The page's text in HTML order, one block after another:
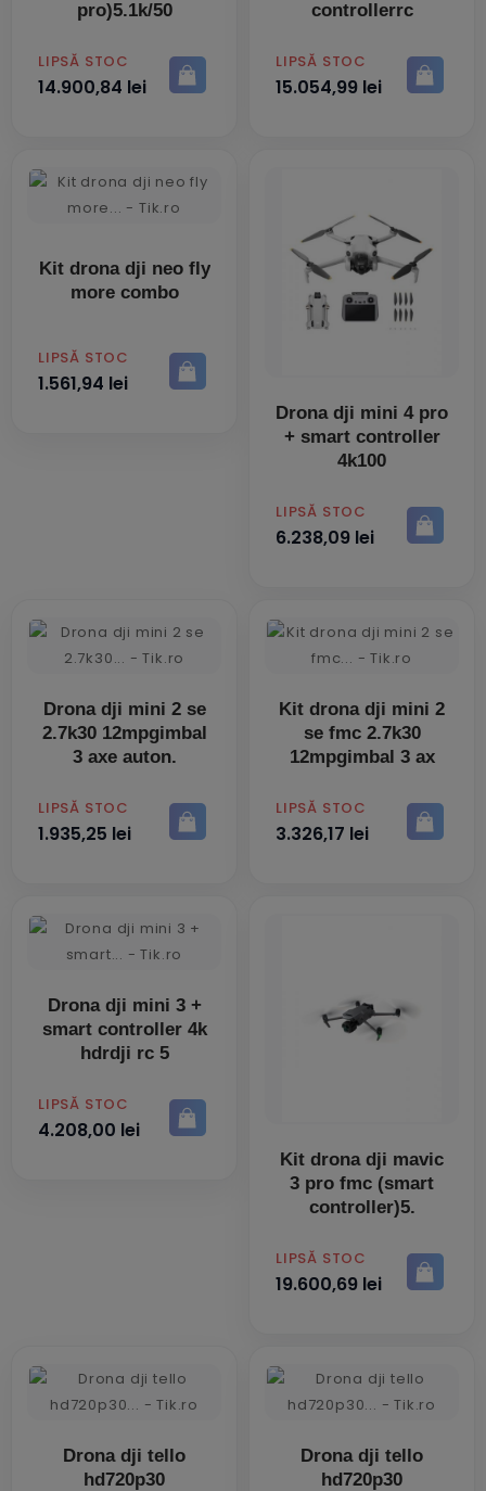
pro)5.1k/50
PRET
LIPSĂ STOC
14.900,84 lei
controllerrc
PRET
LIPSĂ STOC
15.054,99 lei
Kit drona dji neo fly
more combo
PRET
LIPSĂ STOC
1.561,94 lei
Drona dji mini 4 pro
+ smart controller
4k100
PRET
LIPSĂ STOC
6.238,09 lei
Drona dji mini 2 se
2.7k30 12mpgimbal
3 axe auton.
PRET
LIPSĂ STOC
1.935,25 lei
Kit drona dji mini 2
se fmc 2.7k30
12mpgimbal 3 ax
PRET
LIPSĂ STOC
3.326,17 lei
Drona dji mini 3 +
smart controller 4k
hdrdji rc 5
PRET
LIPSĂ STOC
4.208,00 lei
Kit drona dji mavic
3 pro fmc (smart
controller)5.
PRET
LIPSĂ STOC
19.600,69 lei
Drona dji tello
hd720p30
Drona dji tello
hd720p30